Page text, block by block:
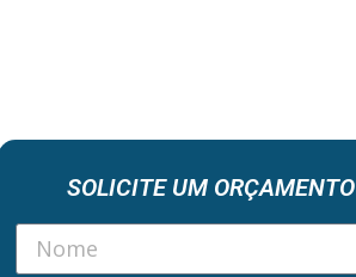
SOLICITE UM ORÇAMENTO